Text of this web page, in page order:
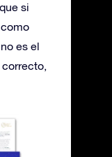
si
es el
correcto,